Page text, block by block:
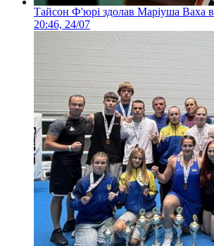
Тайсон Ф'юрі здолав Маріуша Ваха в
20:46, 24/07